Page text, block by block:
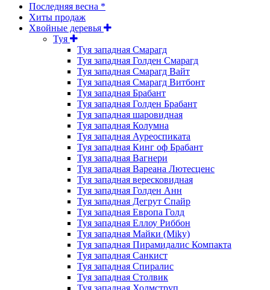
Последняя весна *
Хиты продаж
Хвойные деревья
Туя
Туя западная Смарагд
Туя западная Голден Смарагд
Туя западная Смарагд Вайт
Туя западная Смарагд Витбонт
Туя западная Брабант
Туя западная Голден Брабант
Туя западная шаровидная
Туя западная Колумна
Туя западная Ауреоспиката
Туя западная Кинг оф Брабант
Туя западная Вагнери
Туя западная Вареана Лютесценс
Туя западная вересковидная
Туя западная Голден Анн
Туя западная Дегрут Спайр
Туя западная Европа Голд
Туя западная Еллоу Риббон
Туя западная Майки (Miky)
Туя западная Пирамидалис Компакта
Туя западная Санкист
Туя западная Спиралис
Туя западная Столвик
Туя западная Холмструп